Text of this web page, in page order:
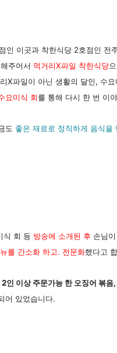
인 이곳과 착한식당 2호점인 전
주어서 먹거리X파일 착한식당
X파일이 아닌 생활의 달인, 수
요미식 회를 통해 다시 한 번 이
도 좋은 재료로 정직하게 음식을
식 회 등 방송에 소개된 후 손님
를 간소화 하고. 전문화했다고
2인 이상 주문가능 한 오징어 볶음
어 있었습니다.